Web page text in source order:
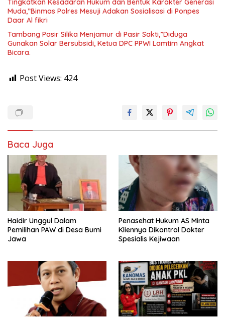
Tingkatkan Kesadaran Hukum dan Bentuk Karakter Generasi
Muda,”Binmas Polres Mesuji Adakan Sosialisasi di Ponpes
Daar Al fikri
Tambang Pasir Silika Menjamur di Pasir Sakti,”Diduga
Gunakan Solar Bersubsidi, Ketua DPC PPWI Lamtim Angkat
Bicara.
Post Views: 424
Baca Juga
Haidir Unggul Dalam
Pemilihan PAW di Desa Bumi
Jawa
Penasehat Hukum AS Minta
Kliennya Dikontrol Dokter
Spesialis Kejiwaan